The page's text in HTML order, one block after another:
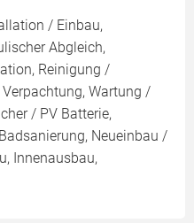
/ Einbau,
Abgleich,
Reinigung /
Wartung /
/ PV Batterie,
Neueinbau /
Innenausbau,